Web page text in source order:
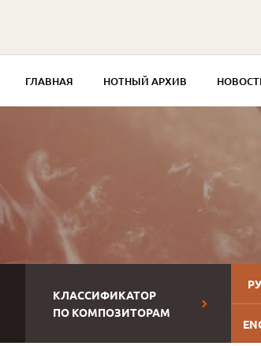
ГЛАВНАЯ НОТНЫЙ АРХИВ
КЛАССИФИКАТОР
ПО КОМПОЗИТОРАМ
РУ